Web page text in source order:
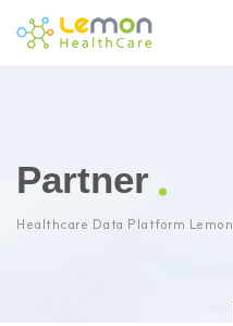
Partner
Healthcare Data Platform Lemon